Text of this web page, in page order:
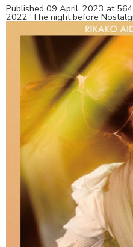
Published 09 April, 2023 at
2022 ‘The night before